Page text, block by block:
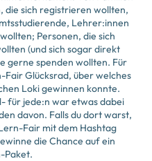
die sich registrieren wollten,
Lehrer:innen
Personen, die sich
(und sich sogar direkt
gerne spenden wollten. Für
Fair Glücksrad, über welches
Loki gewinnen konnte.
für jede:n war etwas dabei
davon. Falls du dort warst,
Fair mit dem Hashtag
die Chance auf ein
Paket.